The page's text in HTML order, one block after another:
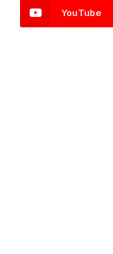
YouTube